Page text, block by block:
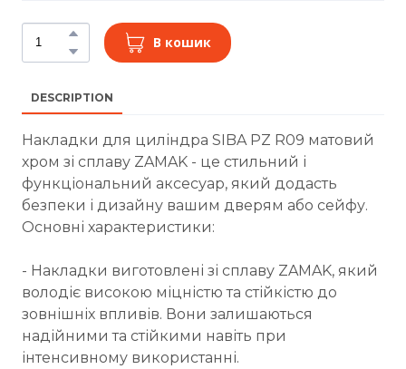
В кошик
DESCRIPTION
Накладки для циліндра SIBA PZ R09 матовий
хром зі сплаву ZAMAK - це стильний і
функціональний аксесуар, який додасть
безпеки і дизайну вашим дверям або сейфу.
Основні характеристики:
- Накладки виготовлені зі сплаву ZAMAK, який
володіє високою міцністю та стійкістю до
зовнішніх впливів. Вони залишаються
надійними та стійкими навіть при
інтенсивному використанні.